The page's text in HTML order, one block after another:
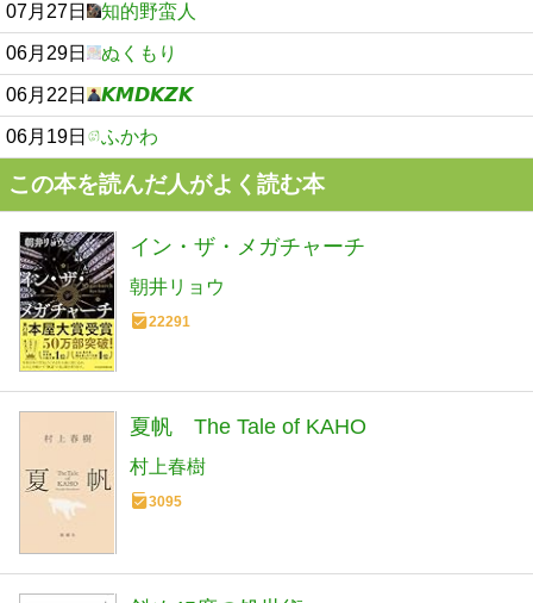
07月27日 知的野蛮人
06月29日 ぬくもり
06月22日 𝙆𝙈𝘿𝙆𝙕𝙆
06月19日 ふかわ
この本を読んだ人がよく読む本
イン・ザ・メガチャーチ
朝井リョウ
22291
夏帆 The Tale of KAHO
村上春樹
3095